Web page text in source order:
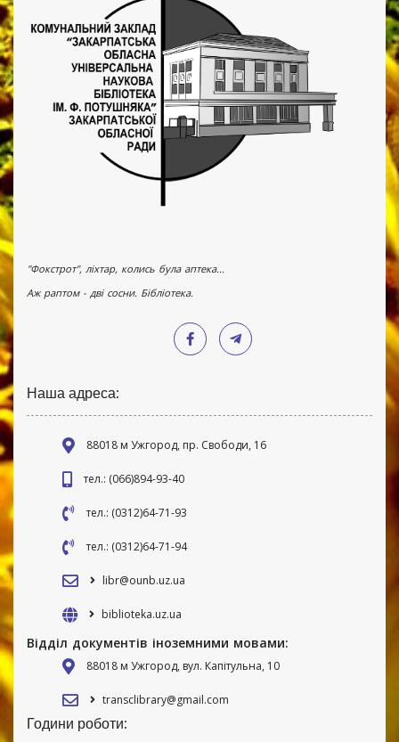
"Фокстрот", ліхтар, колись була аптека...
Аж раптом - дві сосни. Бібліотека.
Наша адреса:
88018 м Ужгород, пр. Свободи, 16
тел.: (066)894-93-40
тел.: (0312)64-71-93
тел.: (0312)64-71-94
libr@ounb.uz.ua
biblioteka.uz.ua
Відділ документів іноземними мовами:
88018 м Ужгород, вул. Капітульна, 10
transclibrary@gmail.com
Години роботи: